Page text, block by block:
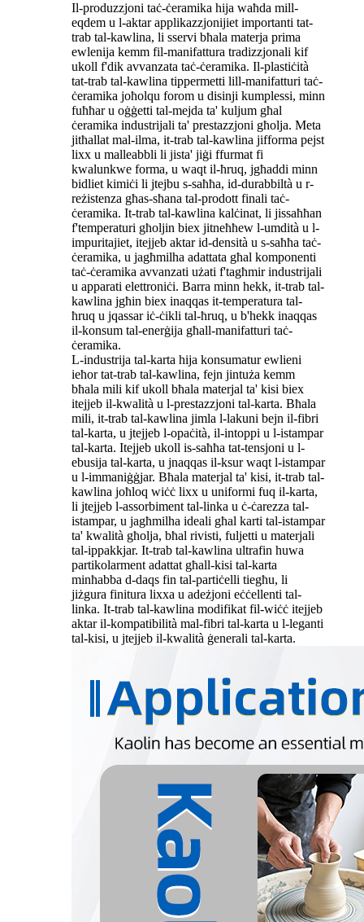
Il-produzzjoni taċ-ċeramika hija waħda mill-
eqdem u l-aktar applikazzjonijiet importanti tat-
trab tal-kawlina, li sservi bħala materja prima
ewlenija kemm fil-manifattura tradizzjonali kif
ukoll f'dik avvanzata taċ-ċeramika. Il-plastiċità
tat-trab tal-kawlina tippermetti lill-manifatturi taċ-
ċeramika joħolqu forom u disinji kumplessi, minn
fuħħar u oġġetti tal-mejda ta' kuljum għal
ċeramika industrijali ta' prestazzjoni għolja. Meta
jitħallat mal-ilma, it-trab tal-kawlina jifforma pejst
lixx u malleabbli li jista' jiġi ffurmat fi
kwalunkwe forma, u waqt il-ħruq, jgħaddi minn
bidliet kimiċi li jtejbu s-saħħa, id-durabbiltà u r-
reżistenza għas-sħana tal-prodott finali taċ-
ċeramika. It-trab tal-kawlina kalċinat, li jissaħħan
f'temperaturi għoljin biex jitneħħew l-umdità u l-
impuritajiet, itejjeb aktar id-densità u s-saħħa taċ-
ċeramika, u jagħmilha adattata għal komponenti
taċ-ċeramika avvanzati użati f'tagħmir industrijali
u apparati elettroniċi. Barra minn hekk, it-trab tal-
kawlina jgħin biex inaqqas it-temperatura tal-
ħruq u jqassar iċ-ċikli tal-ħruq, u b'hekk inaqqas
il-konsum tal-enerġija għall-manifatturi taċ-
ċeramika.
L-industrija tal-karta hija konsumatur ewlieni
ieħor tat-trab tal-kawlina, fejn jintuża kemm
bħala mili kif ukoll bħala materjal ta' kisi biex
itejjeb il-kwalità u l-prestazzjoni tal-karta. Bħala
mili, it-trab tal-kawlina jimla l-lakuni bejn il-fibri
tal-karta, u jtejjeb l-opaċità, il-intoppi u l-istampar
tal-karta. Itejjeb ukoll is-saħħa tat-tensjoni u l-
ebusija tal-karta, u jnaqqas il-ksur waqt l-istampar
u l-immaniġġjar. Bħala materjal ta' kisi, it-trab tal-
kawlina joħloq wiċċ lixx u uniformi fuq il-karta,
li jtejjeb l-assorbiment tal-linka u ċ-ċarezza tal-
istampar, u jagħmilha ideali għal karti tal-istampar
ta' kwalità għolja, bħal rivisti, fuljetti u materjali
tal-ippakkjar. It-trab tal-kawlina ultrafin huwa
partikolarment adattat għall-kisi tal-karta
minħabba d-daqs fin tal-partiċelli tiegħu, li
jiżgura finitura lixxa u adeżjoni eċċellenti tal-
linka. It-trab tal-kawlina modifikat fil-wiċċ itejjeb
aktar il-kompatibilità mal-fibri tal-karta u l-leganti
tal-kisi, u jtejjeb il-kwalità ġenerali tal-karta.